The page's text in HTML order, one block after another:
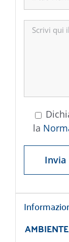
la
AMBIENTE